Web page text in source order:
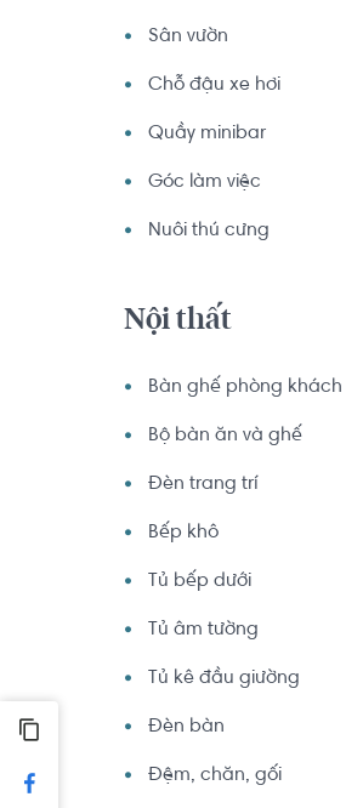
Sân vườn
Chỗ đậu xe hơi
Quầy minibar
Góc làm việc
Nuôi thú cưng
Nội thất
Bàn ghế phòng khách
Bộ bàn ăn và ghế
Đèn trang trí
Bếp khô
Tủ bếp dưới
Tủ âm tường
Tủ kê đầu giường
Đèn bàn
Đệm, chăn, gối